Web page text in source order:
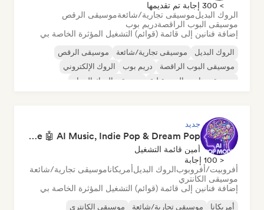
> 300 إجابة تم تقديمها
الروك البديلموسيقى تجارية/شائعةموسيقى الرقص
موسيقى البوب الراقصةدريم بوب
إضافة فنانين إلى قائمة (قوائم) التشغيل المؤثرة الخاصة بي
الروك البديل موسيقى تجارية/شائعة
موسيقى الرقص
موسيقى البوب الراقصة
دريم بوب
الروك الإلكتروني
موسيقى هاوس المستقبلية
موسيقى الروك الجراج
جديد
Pop Machine Mode 🤖 AI Music, Indie Pop & Dream Pop
أمين قائمة التشغيل
< 100 إجابة
أفروبيت/أفروبوبالروك البديلأمريكاناموسيقى تجارية/شائعة
موسيقى الكانتري
إضافة فنانين إلى قائمة (قوائم) التشغيل المؤثرة الخاصة بي
أمريكانا موسيقى تجارية/شائعة موسيقى الكانتري